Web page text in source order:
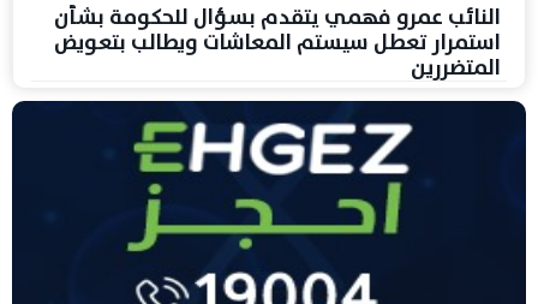
النائب عمرو فهمي يتقدم بسؤال للحكومة بشأن
استمرار تعطل سيستم المعاشات ويطالب بتعويض
المتضررين